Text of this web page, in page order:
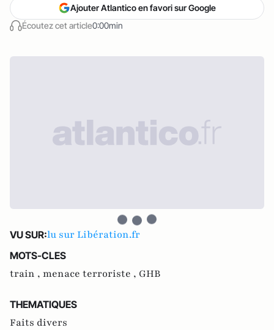
Écoutez cet article0:00min
Ajouter Atlantico en favori sur Google
VU SUR:lu sur Libération.fr
MOTS-CLES
train , menace terroriste , GHB
THEMATIQUES
Faits divers